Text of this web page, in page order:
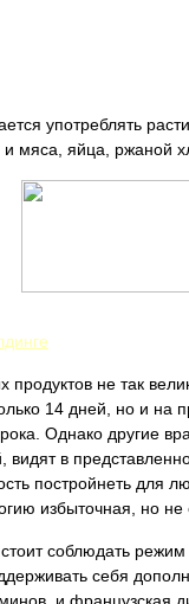
употреблять
мяса, яйца, ржаной
не так
14 дней, но и на
Однако другие
видят в
постройнеть для
избыточная, но не
соблюдать режим
себя